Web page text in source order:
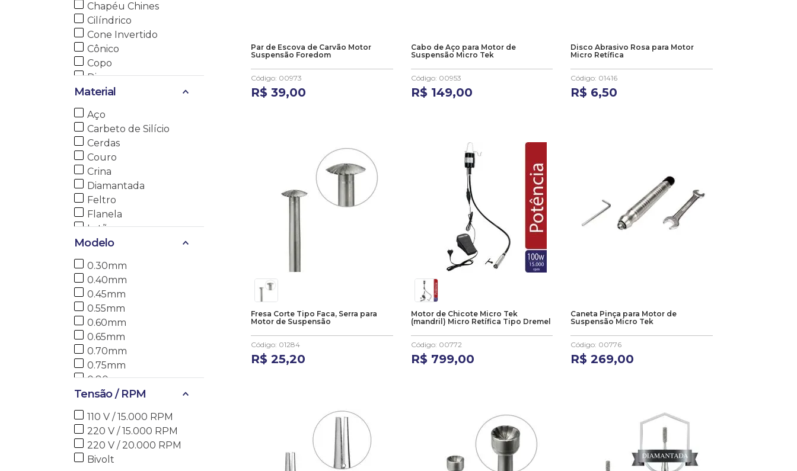
Chapéu Chines
Cilíndrico
Cone Invertido
Cônico
Copo
Disco
Escovas
Redondo
Material
Aço
Carbeto de Silício
Cerdas
Couro
Crina
Diamantada
Feltro
Flanela
Latão
Nylon
Scotch Bright
Silicone
Modelo
0.30mm
0.40mm
0.45mm
0.55mm
0.60mm
0.65mm
0.70mm
0.75mm
0.80mm
0.85mm
0.95mm
1.00mm
1.10mm
1.15mm
Tensão / RPM
110 V / 15.000 RPM
220 V / 15.000 RPM
220 V / 20.000 RPM
Bivolt
Par de Escova de Carvão Motor
Suspensão Foredom
Código: 00973
R$ 39,00
Cabo de Aço para Motor de
Suspensão Micro Tek
Código: 00953
R$ 149,00
Disco Abrasivo Rosa para Motor
Micro Retífica
Código: 01416
R$ 6,50
Fresa Corte Tipo Faca, Serra para
Motor de Suspensão
Código: 01284
R$ 25,20
Motor de Chicote Micro Tek
(mandril) Micro Retífica Tipo Dremel
Código: 00772
R$ 799,00
Caneta Pinça para Motor de
Suspensão Micro Tek
Código: 00776
R$ 269,00